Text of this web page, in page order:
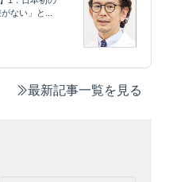
ない」と...
最新記事一覧を見る